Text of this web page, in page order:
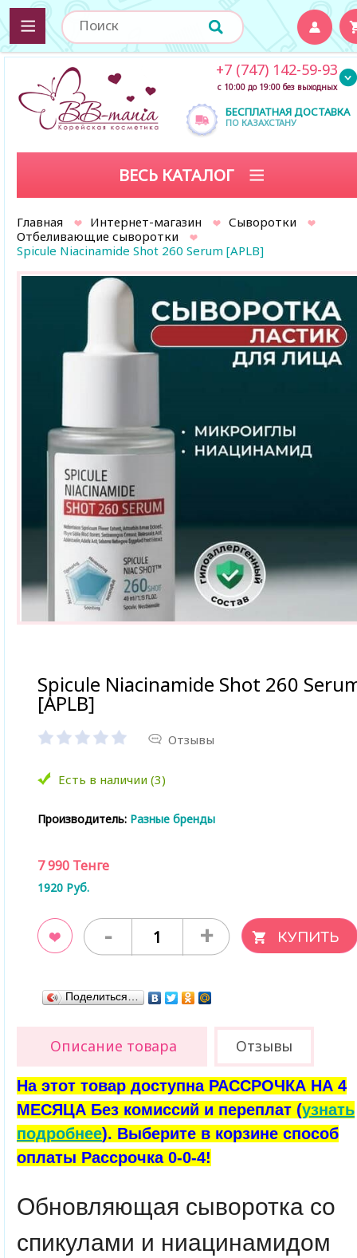
БЕСПЛАТНАЯ ДОСТАВКА
ПО КАЗАХСТАНУ
+7 (747) 142-59-93
с 10:00 до 19:00 без выходных
ВЕСЬ КАТАЛОГ
Главная Интернет-магазин
Сыворотки
Отбеливающие сыворотки
Spicule Niacinamide Shot 260 Serum [APLB]
Spicule Niacinamide Shot 260
[APLB]
Отзывы
Есть в наличии (3)
Производитель: Разные бренды
7 990 Тенге
1920 Руб.
- +
Поделиться…
Описание товара Отзывы
На этот товар доступна РАССРОЧКА НА 4
МЕСЯЦА Без комиссий и переплат (узнать
подробнее). Выберите в корзине способ
оплаты Рассрочка 0-0-4!
Обновляющая сыворотка со
спикулами и ниацинамидом